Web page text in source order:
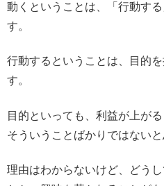
動くということは、「行動す
す。
行動するということは、目的
す。
目的といっても、利益が上が
そういうことばかりではないと
理由はわからないけど、どう